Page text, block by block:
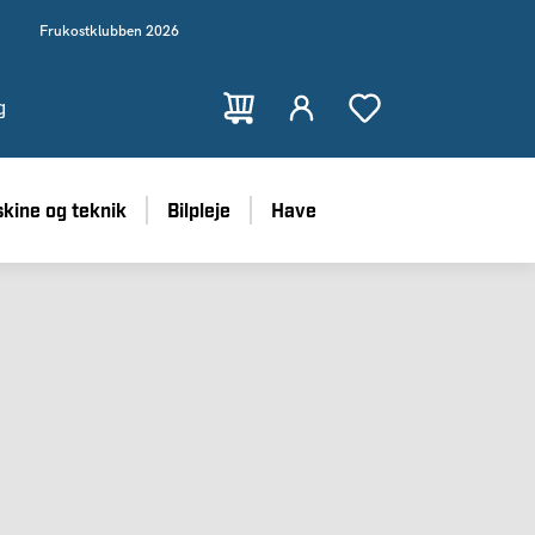
Frukostklubben 2026
og teknik Bilpleje Have